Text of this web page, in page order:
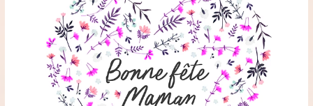
blogosphère